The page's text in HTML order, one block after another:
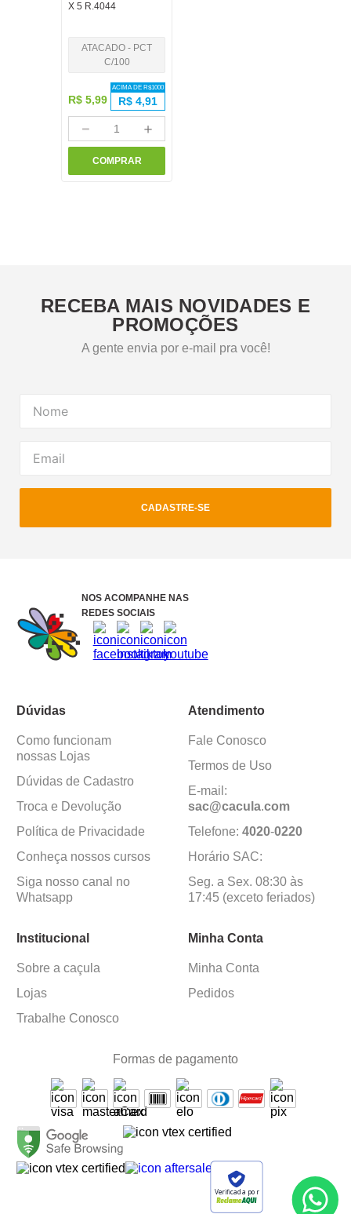
X 5 R.4044
ATACADO - PCT
C/100
R$ 5,99
ACIMA DE R$1000
R$ 4,91
＋
－
COMPRAR
RECEBA MAIS NOVIDADES E
PROMOÇÕES
A gente envia por e-mail pra você!
CADASTRE-SE
NOS ACOMPANHE NAS
REDES SOCIAIS
Dúvidas
Como funcionam
nossas Lojas
Dúvidas de Cadastro
Troca e Devolução
Política de Privacidade
Conheça nossos cursos
Siga nosso canal no
Whatsapp
Atendimento
Fale Conosco
Termos de Uso
E-mail:
sac@cacula.com
Telefone: 4020-0220
Horário SAC:
Seg. a Sex. 08:30 às
17:45 (exceto feriados)
Institucional
Sobre a caçula
Lojas
Trabalhe Conosco
Minha Conta
Minha Conta
Pedidos
Formas de pagamento
Verificada por